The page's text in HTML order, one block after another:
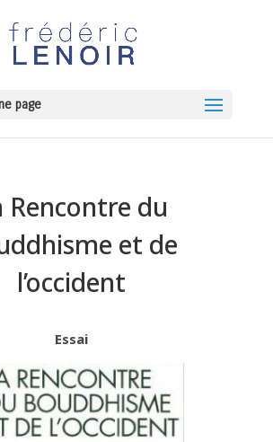
page
Rencontre du
et de
l’occident
Essai